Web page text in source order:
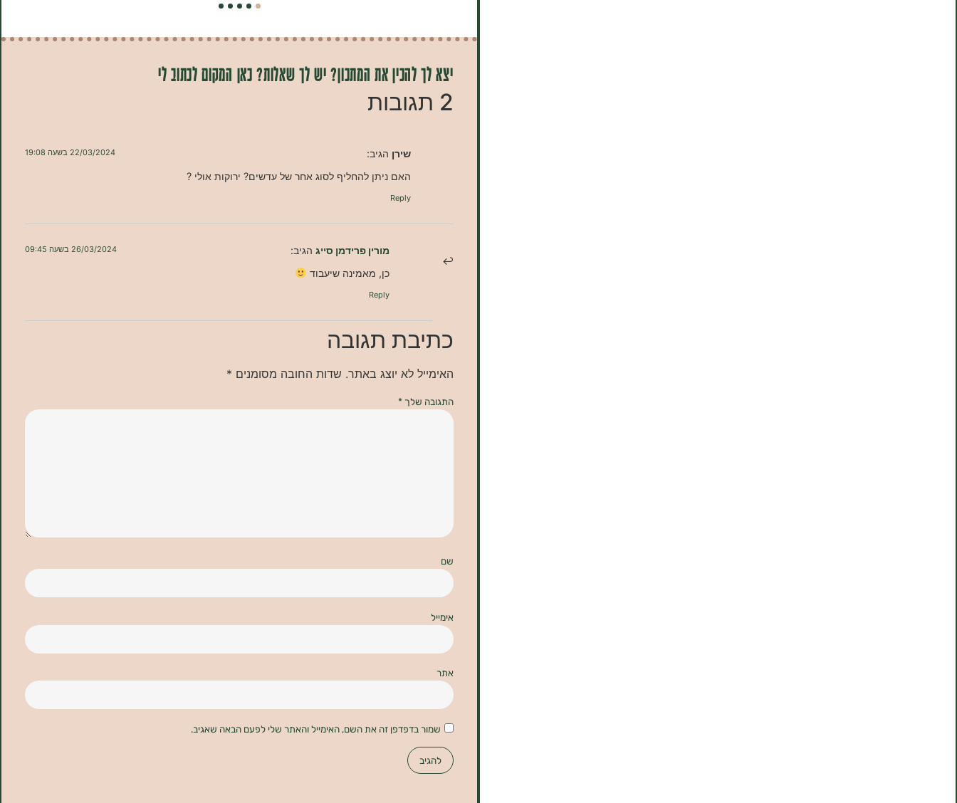
יצא לך להכין את המתכון? יש לך שאלות? כאן המקום לכתוב לי
2 תגובות
שירן הגיב: 22/03/2024 בשעה 19:08
האם ניתן להחליף לסוג אחר של עדשים? ירוקות אולי ?
Reply
מורין פרידמן סייג הגיב: 26/03/2024 בשעה 09:45
כן, מאמינה שיעבוד
Reply
כתיבת תגובה
האימייל לא יוצג באתר. שדות החובה מסומנים *
התגובה שלך *
שם
אימייל
אתר
שמור בדפדפן זה את השם, האימייל והאתר שלי לפעם הבאה שאגיב.